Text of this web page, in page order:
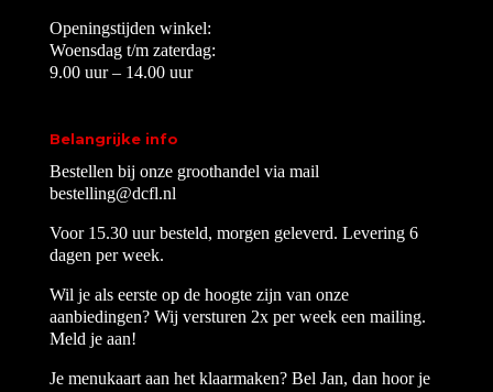
Openingstijden winkel:
Woensdag t/m zaterdag:
9.00 uur – 14.00 uur
Belangrijke info
Bestellen bij onze groothandel via mail
bestelling@dcfl.nl
Voor 15.30 uur besteld, morgen geleverd. Levering 6
dagen per week.
Wil je als eerste op de hoogte zijn van onze
aanbiedingen? Wij versturen 2x per week een mailing.
Meld je aan!
Je menukaart aan het klaarmaken? Bel Jan, dan hoor je